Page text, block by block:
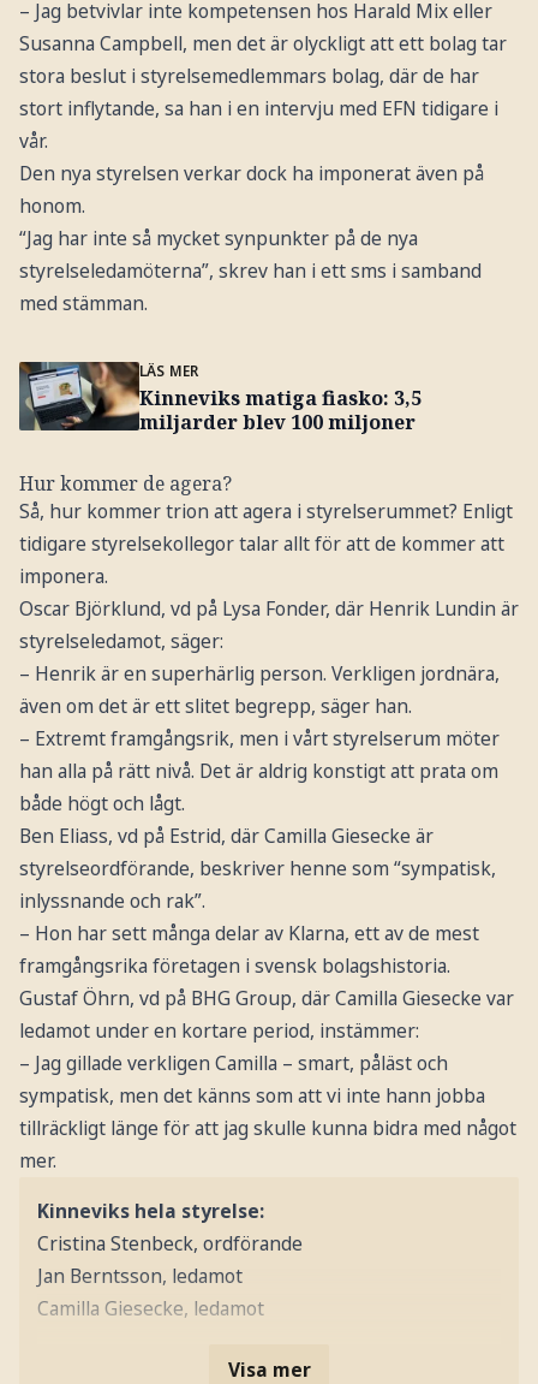
– Jag betvivlar inte kompetensen hos Harald Mix eller
Susanna Campbell, men det är olyckligt att ett bolag tar
stora beslut i styrelsemedlemmars bolag, där de har
stort inflytande, sa han i en intervju med EFN tidigare i
vår.
Den nya styrelsen verkar dock ha imponerat även på
honom.
“Jag har inte så mycket synpunkter på de nya
styrelseledamöterna”, skrev han i ett sms i samband
med stämman.
LÄS MER
Kinneviks matiga fiasko: 3,5
miljarder blev 100 miljoner
Hur kommer de agera?
Så, hur kommer trion att agera i styrelserummet? Enligt
tidigare styrelsekollegor talar allt för att de kommer att
imponera.
Oscar Björklund, vd på Lysa Fonder, där Henrik Lundin är
styrelseledamot, säger:
– Henrik är en superhärlig person. Verkligen jordnära,
även om det är ett slitet begrepp, säger han.
– Extremt framgångsrik, men i vårt styrelserum möter
han alla på rätt nivå. Det är aldrig konstigt att prata om
både högt och lågt.
Ben Eliass, vd på Estrid, där Camilla Giesecke är
styrelseordförande, beskriver henne som “sympatisk,
inlyssnande och rak”.
– Hon har sett många delar av Klarna, ett av de mest
framgångsrika företagen i svensk bolagshistoria.
Gustaf Öhrn, vd på BHG Group, där Camilla Giesecke var
ledamot under en kortare period, instämmer:
– Jag gillade verkligen Camilla – smart, påläst och
sympatisk, men det känns som att vi inte hann jobba
tillräckligt länge för att jag skulle kunna bidra med något
mer.
Kinneviks hela styrelse:
Cristina Stenbeck, ordförande
Jan Berntsson, ledamot
Camilla Giesecke, ledamot
Visa mer